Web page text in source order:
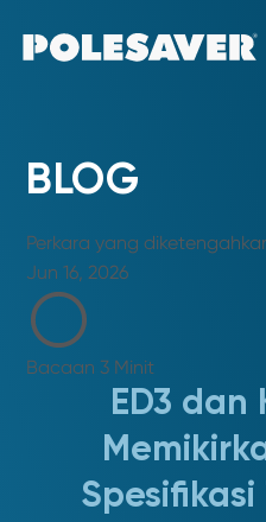
BLOG
Perkara yang
Jun 16, 2026
Bacaan 3 Minit
ED3 dan